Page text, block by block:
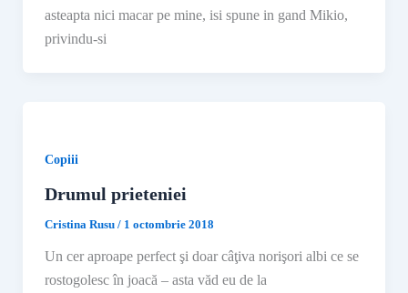
asteapta nici macar pe mine, isi spune in gand Mikio,
privindu-si
Copiii
Drumul prieteniei
Cristina Rusu / 1 octombrie 2018
​Un cer aproape perfect şi doar câţiva norişori albi ce se
rostogolesc în joacă – asta văd eu de la